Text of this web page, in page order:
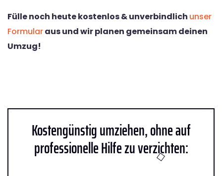
Fülle noch heute kostenlos & unverbindlich unser
Formularaus und wir planen gemeinsam deinen
Umzug!
Kostengünstig umziehen, ohne auf
professionelle Hilfe zu verzichten: